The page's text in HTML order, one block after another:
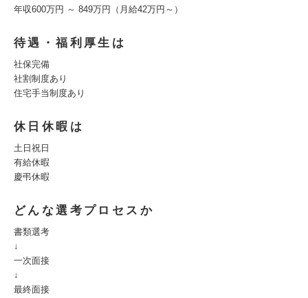
年収600万円 ～ 849万円（月給42万円～）
待遇・福利厚生は
社保完備
社割制度あり
住宅手当制度あり
休日休暇は
土日祝日
有給休暇
慶弔休暇
どんな選考プロセスか
書類選考
↓
一次面接
↓
最終面接